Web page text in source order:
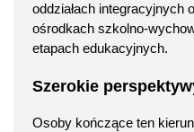
oddziałach integracyjnych
ośrodkach szkolno-
etapach edukacyjnych.
Szerokie
Osoby kończące ten